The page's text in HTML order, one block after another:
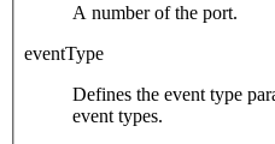
A number of the port.
eventType
Defines the event type
event types.